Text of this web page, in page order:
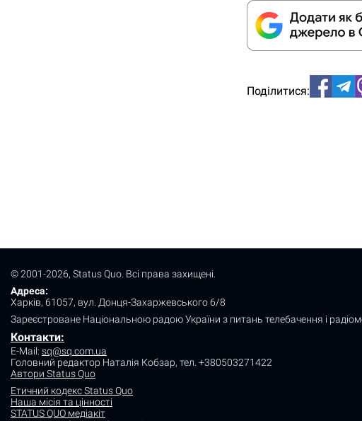
Поділитися:
© 2001-2026, Status Quo. Всі права захищені.
Адреса:
Харків, 61057, вул. Донця-Захаржевського 6/8
Зареєстроване Національною радою України з питань телебачення і
Контакти:
E-Mail: sq@sq.com.ua
Головний редактор Наталія Кобзар, тел. +380503271422
Автори Status Quo
Етичний кодекс Status Quo
Наша місія та цінності
STATUS QUO медіакіт